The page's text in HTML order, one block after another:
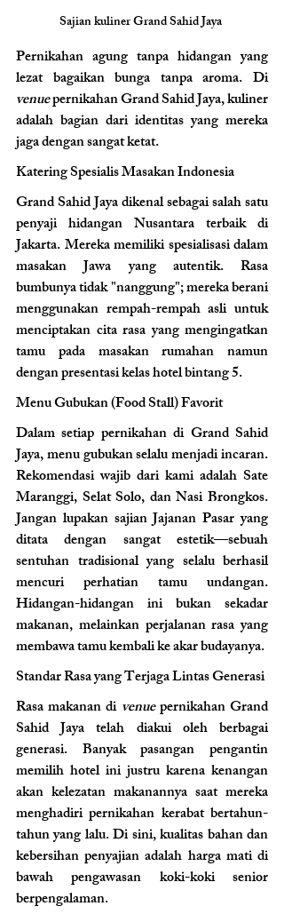
Sajian kuliner Grand Sahid Jaya
Pernikahan agung tanpa hidangan yang
lezat bagaikan bunga tanpa aroma. Di
venue pernikahan Grand Sahid Jaya, kuliner
adalah bagian dari identitas yang mereka
jaga dengan sangat ketat.
Katering Spesialis Masakan Indonesia
Grand Sahid Jaya dikenal sebagai salah satu
penyaji hidangan Nusantara terbaik di
Jakarta. Mereka memiliki spesialisasi dalam
masakan Jawa yang autentik. Rasa
bumbunya tidak "nanggung"; mereka berani
menggunakan rempah-rempah asli untuk
menciptakan cita rasa yang mengingatkan
tamu pada masakan rumahan namun
dengan presentasi kelas hotel bintang 5.
Menu Gubukan (Food Stall) Favorit
Dalam setiap pernikahan di Grand Sahid
Jaya, menu gubukan selalu menjadi incaran.
Rekomendasi wajib dari kami adalah Sate
Maranggi, Selat Solo, dan Nasi Brongkos.
Jangan lupakan sajian Jajanan Pasar yang
ditata dengan sangat estetik—sebuah
sentuhan tradisional yang selalu berhasil
mencuri perhatian tamu undangan.
Hidangan-hidangan ini bukan sekadar
makanan, melainkan perjalanan rasa yang
membawa tamu kembali ke akar budayanya.
Standar Rasa yang Terjaga Lintas Generasi
Rasa makanan di venue pernikahan Grand
Sahid Jaya telah diakui oleh berbagai
generasi. Banyak pasangan pengantin
memilih hotel ini justru karena kenangan
akan kelezatan makanannya saat mereka
menghadiri pernikahan kerabat bertahun-
tahun yang lalu. Di sini, kualitas bahan dan
kebersihan penyajian adalah harga mati di
bawah pengawasan koki-koki senior
berpengalaman.